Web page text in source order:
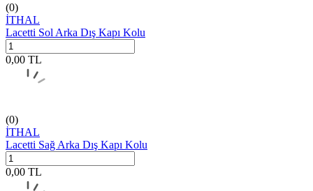
(0)
İTHAL
Lacetti Sol Arka Dış Kapı Kolu
0,00 TL
(0)
İTHAL
Lacetti Sağ Arka Dış Kapı Kolu
0,00 TL